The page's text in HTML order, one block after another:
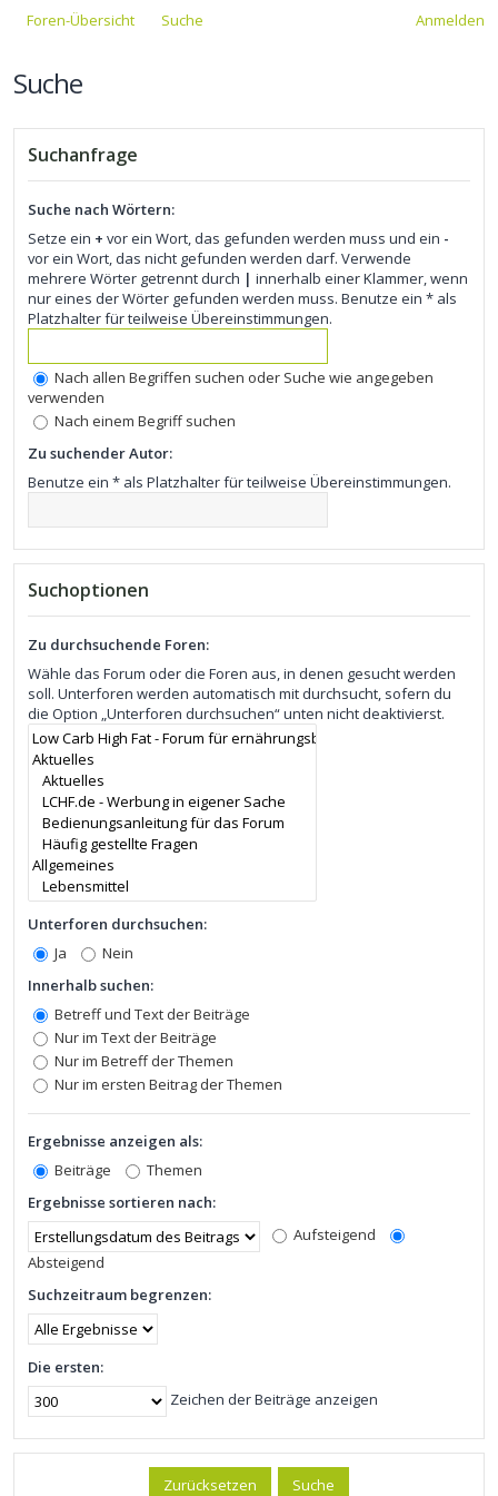
Foren-Übersicht Suche Anmelden
Suche
Suchanfrage
Suche nach Wörtern:
Setze ein + vor ein Wort, das gefunden werden muss und ein -
vor ein Wort, das nicht gefunden werden darf. Verwende
mehrere Wörter getrennt durch | innerhalb einer Klammer, wenn
nur eines der Wörter gefunden werden muss. Benutze ein * als
Platzhalter für teilweise Übereinstimmungen.
Nach allen Begriffen suchen oder Suche wie angegeben
verwenden
Nach einem Begriff suchen
Zu suchender Autor:
Benutze ein * als Platzhalter für teilweise Übereinstimmungen.
Suchoptionen
Zu durchsuchende Foren:
Wähle das Forum oder die Foren aus, in denen gesucht werden
soll. Unterforen werden automatisch mit durchsucht, sofern du
die Option „Unterforen durchsuchen“ unten nicht deaktivierst.
Unterforen durchsuchen:
Ja
Nein
Innerhalb suchen:
Betreff und Text der Beiträge
Nur im Text der Beiträge
Nur im Betreff der Themen
Nur im ersten Beitrag der Themen
Ergebnisse anzeigen als:
Beiträge
Themen
Ergebnisse sortieren nach:
Aufsteigend
Absteigend
Suchzeitraum begrenzen:
Die ersten:
Zeichen der Beiträge anzeigen